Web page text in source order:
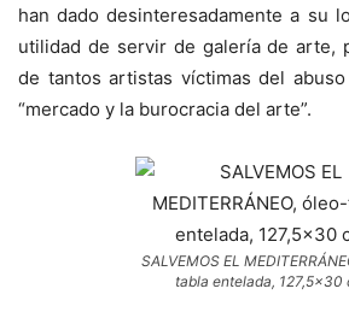
han dado desinteresadamente a su
utilidad de servir de galería de arte,
de tantos artistas víctimas del
“mercado y la burocracia del arte”.
SALVEMOS EL
tabla entelada, 127,5×30